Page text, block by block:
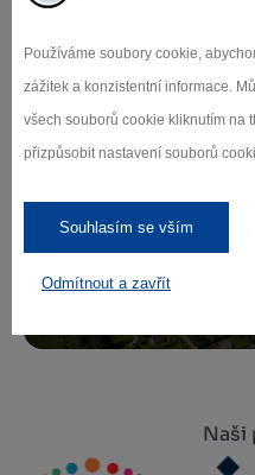
Používáme soubory cookie,
zážitek a konzistentní informace.
všech souborů cookie kliknutím na
přizpůsobit nastavení souborů
Souhlasím se vším
Odmítnout a zavřít
Přihlaste se k
o
Naši